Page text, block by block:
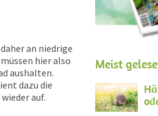
an niedrige
hier also
aushalten.
dazu die
auf.
Meist